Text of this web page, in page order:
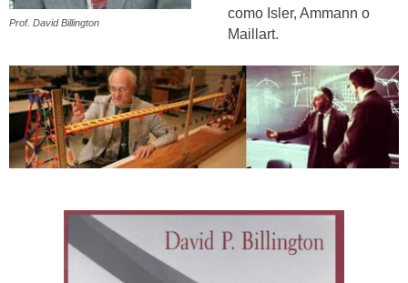
Prof. David Billington
como Isler, Ammann o
Maillart.